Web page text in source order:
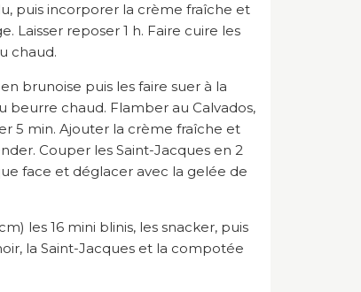
puis incorporer la crème fraîche et
Laisser reposer 1 h. Faire cuire les
chaud.
brunoise puis les faire suer à la
beurre chaud. Flamber au Calvados,
5 min. Ajouter la crème fraîche et
Couper les Saint-Jacques en 2
face et déglacer avec la gelée de
les 16 mini blinis, les snacker, puis
la Saint-Jacques et la compotée